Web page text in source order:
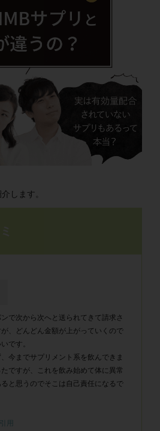
します。
で次から次へと送られてきて請求さ
、どんどん金額が上がっていくので
です。
今までサプリメント系を飲んできま
ですが、これを飲み始めて体に異常
と思うのでそこは自己責任になるで
用